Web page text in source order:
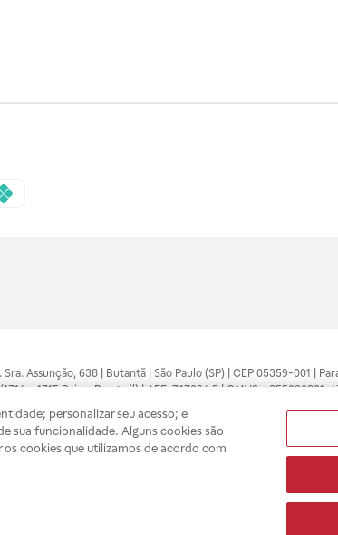
Assunção, 638 | Butantã | São Paulo (SP) | CEP 05359-001 |
e 1715 Raia e Drogasil) | AFE: 7.17094.5 | CMVS -
profissional da área médica. Somente o médico está apto a
divulgados no site são válidos apenas para compras feitas
possa realizar suas compras com tranquilidade. A privacidade
personalizar seu acesso; e
sua funcionalidade. Alguns cookies são
cookies que utilizamos de acordo com